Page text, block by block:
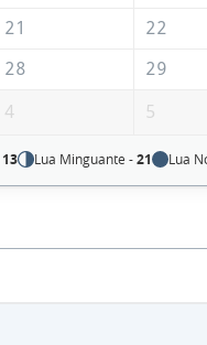
21
22
28
29
4 5
13 Lua Minguante -21 Lua